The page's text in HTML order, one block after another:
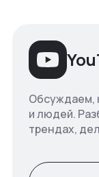
Обсуждаем,
и людей.
трендах,